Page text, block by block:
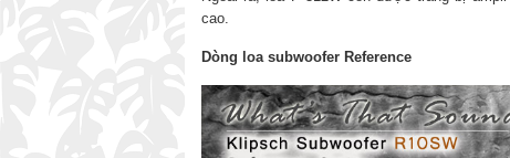
cao.
Dòng loa subwoofer Reference